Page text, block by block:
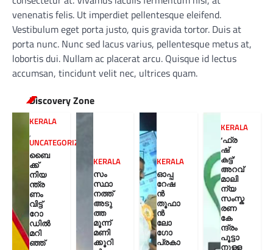
venenatis felis. Ut imperdiet pellentesque eleifend.
Vestibulum eget porta justo, quis gravida tortor. Duis at
porta nunc. Nunc sed lacus varius, pellentesque metus at,
lobortis dui. Nullam ac placerat arcu. Quisque id lectus
accumsan, tincidunt velit nec, ultrices quam.
Discovery Zone
KERALA
,
UNCATEGORIZED
ബൈ
ക്ക്
നിയ
ന്ത്ര
ണം
വിട്ട്
റോ
ഡില്‍
മറി
ഞ്ഞ്
KERALA
സം
സ്ഥാ
നത്ത്
അടു
ത്ത
മൂന്ന്
മണി
ക്കൂറി
KERALA
ഓപ്പ
റേഷ
ൻ
തൂഫാ
ൻ
ലോ
ഗോ
പ്രകാ
KERALA
‘ഫ്ര
ഷ്
കട്ട്’
അറവ്
മാലി
ന്യ
സംസ്ക
രണ
കേ
ന്ദ്രം
പൂട്ടാ
നുള്ള